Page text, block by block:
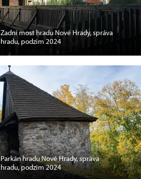
Zadní most hradu Nové Hrady, správa
hradu, podzim 2024
Parkán hradu Nové Hrady, správa
hradu, podzim 2024